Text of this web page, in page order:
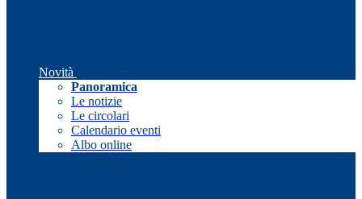
Novità
Panoramica
Le notizie
Le circolari
Calendario eventi
Albo online